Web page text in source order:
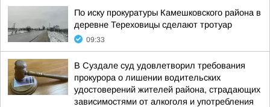
По иску прокуратуры Камешковского района в
деревне Тереховицы сделают тротуар
09:33
В Суздале суд удовлетворил требования
прокурора о лишении водительских
удостоверений жителей района, страдающих
зависимостями от алкоголя и употребления